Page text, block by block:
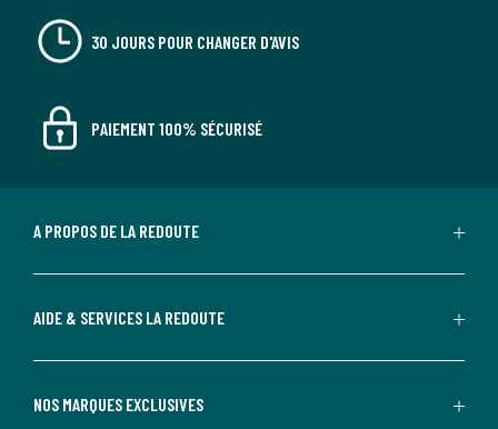
30 JOURS POUR CHANGER D'AVIS
PAIEMENT 100% SÉCURISÉ
A PROPOS DE LA REDOUTE
AIDE & SERVICES LA REDOUTE
NOS MARQUES EXCLUSIVES